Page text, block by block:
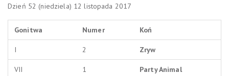
Dzień 52 (niedziela) 12 listopada 2017
Gonitwa Numer Koń
I 2 Zryw
VII 1 Party Animal